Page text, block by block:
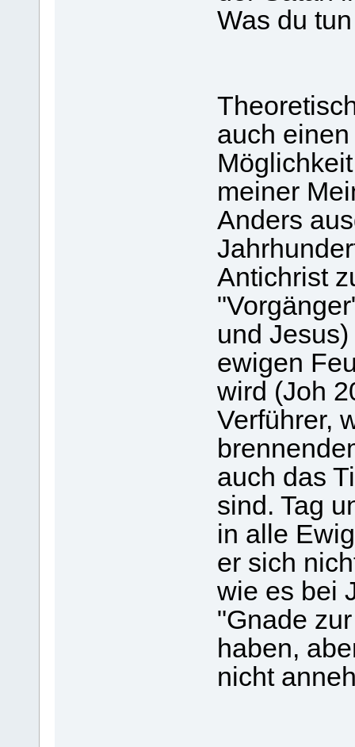
Was du
auch
meiner
Anders
Antichrist
und
ewigen
wird (Joh
Verführer,
auch das
sind. Tag
in alle
er sich
wie es bei
"Gnade
haben,
nicht